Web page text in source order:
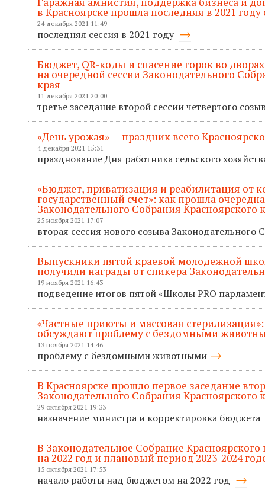
в Красноярске прошла последняя в 2021 году
24 декабря 2021 11:49
последняя сессия в 2021 году
Бюджет, QR-коды и спасение горок во
на очередной сессии Законодательного
края
11 декабря 2021 20:00
третье заседание второй сессии четвертого
«День урожая» — праздник всего
4 декабря 2021 15:31
празднование Дня работника сельского
«Бюджет, приватизация и реабилитация от
государственный счет»: как прошла
Законодательного Собрания Красноярского
25 ноября 2021 17:07
вторая сессия нового созыва Законодательного
Выпускники пятой краевой молодежной
получили награды от спикера
19 ноября 2021 16:43
подведение итогов пятой «Школы PRO
«Частные приюты и массовая
обсуждают проблему с бездомными
13 ноября 2021 14:46
проблему с бездомными животными
В Красноярске прошло первое заседание
Законодательного Собрания Красноярского
29 октября 2021 19:33
назначение министра и корректировка бюджета
В Законодательное Собрание
на 2022 год и плановый период 2023-2024
15 октября 2021 17:53
начало работы над бюджетом на 2022 год